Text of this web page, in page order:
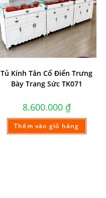
Tủ Kính Tân Cổ Điển Trưng
Bày Trang Sức TK071
8.600.000 ₫
Thêm vào giỏ hàng